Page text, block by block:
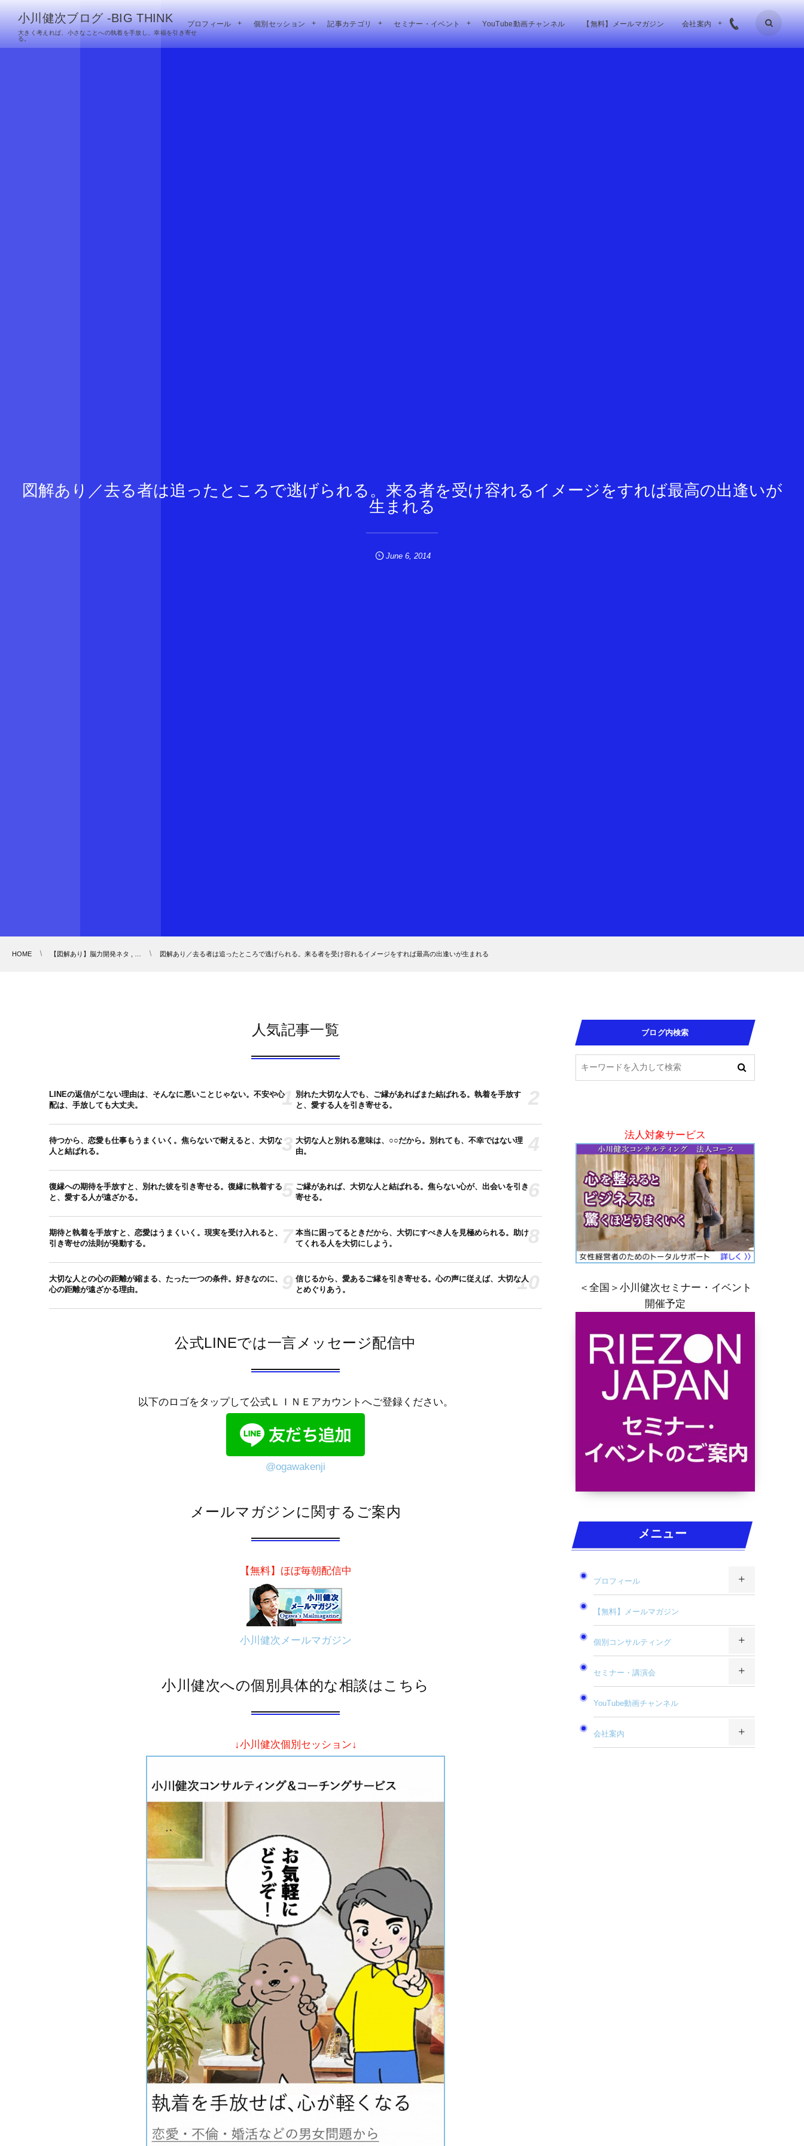
小川健次ブログ -BIG THINK
大きく考えれば、小さなことへの執着を手放し、幸福を引き寄せ
る。
プロフィール 個別セッション 記事カテゴリ セミナー・イベント YouTube動画チャンネル 【無料】メールマガジン 会社案内
図解あり／去る者は追ったところで逃げられる。来る者を受け容れるイメージをすれば最高の出逢いが
生まれる
June 6,2014
HOME 【図解あり】脳力開発ネタ , … 図解あり／去る者は追ったところで逃げられる。来る者を受け容れるイメージをすれば最高の出逢いが生まれる
人気記事一覧
LINEの返信がこない理由は、そんなに悪いことじゃない。不安や心
配は、手放しても大丈夫。
1 別れた大切な人でも、ご縁があればまた結ばれる。執着を手放す
と、愛する人を引き寄せる。
2
待つから、恋愛も仕事もうまくいく。焦らないで耐えると、大切な
人と結ばれる。
3 大切な人と別れる意味は、○○だから。別れても、不幸ではない理
由。
4
復縁への期待を手放すと、別れた彼を引き寄せる。復縁に執着する
と、愛する人が遠ざかる。
5 ご縁があれば、大切な人と結ばれる。焦らない心が、出会いを引き
寄せる。
6
期待と執着を手放すと、恋愛はうまくいく。現実を受け入れると、
引き寄せの法則が発動する。
7 本当に困ってるときだから、大切にすべき人を見極められる。助け
てくれる人を大切にしよう。
8
大切な人との心の距離が縮まる、たった一つの条件。好きなのに、
心の距離が遠ざかる理由。
9 信じるから、愛あるご縁を引き寄せる。心の声に従えば、大切な人
とめぐりあう。
10
公式LINEでは一言メッセージ配信中
以下のロゴをタップして公式ＬＩＮＥアカウントへご登録ください。
@ogawakenji
メールマガジンに関するご案内
【無料】ほぼ毎朝配信中
小川健次メールマガジン
小川健次への個別具体的な相談はこちら
↓小川健次個別セッション↓
ブログ内検索
法人対象サービス
＜全国＞小川健次セミナー・イベント
開催予定
メニュー
プロフィール
【無料】メールマガジン
個別コンサルティング
セミナー・講演会
YouTube動画チャンネル
会社案内